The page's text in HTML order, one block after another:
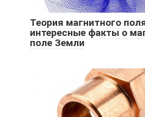
Теория магнитного
интересные факты о
поле Земли